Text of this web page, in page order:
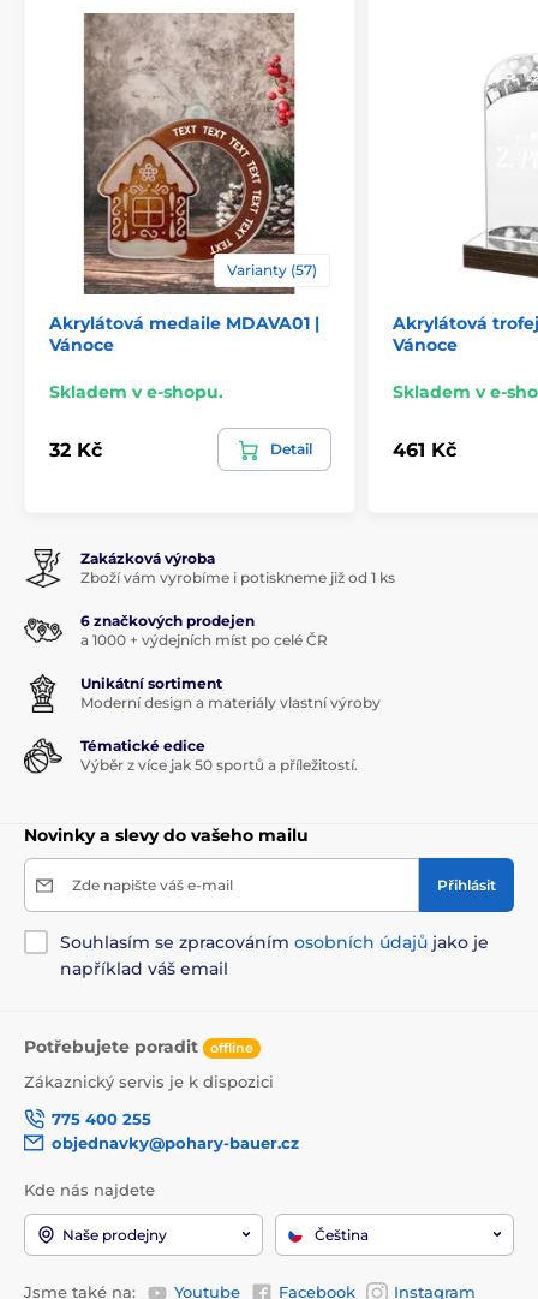
Varianty (57)
Akrylátová medaile MDAVA01 |
Vánoce
Skladem v e-shopu.
32 Kč Detail
Akrylátová trofej
Vánoce
Skladem v e-
461 Kč
Zakázková výroba
Zboží vám vyrobíme i potiskneme již od 1 ks
6 značkových prodejen
a 1000 + výdejních míst po celé ČR
Unikátní sortiment
Moderní design a materiály vlastní výroby
Tématické edice
Výběr z více jak 50 sportů a příležitostí.
Novinky a slevy do vašeho mailu
Zde napište váš e-mail Přihlásit
Souhlasím se zpracováním osobních údajů jako je
například váš email
Potřebujete poradit offline
Zákaznický servis je k dispozici
775 400 255
objednavky@pohary-bauer.cz
Kde nás najdete
Naše prodejny Čeština
Jsme také na: Youtube Facebook
Instagram